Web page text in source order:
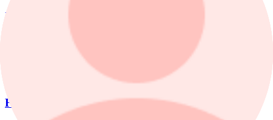
Efter en svagare utveckling hittills i år fick Spiltan Småbolagsfond
Aktiefonder
Fondvinnare med banktung portfölj